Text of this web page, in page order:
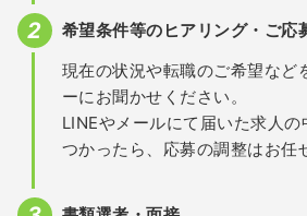
希望条件等のヒアリング・ご応
現在の状況や転職のご希望など
ーにお聞かせください。
LINEやメールにて届いた求人
つかったら、応募の調整はお任